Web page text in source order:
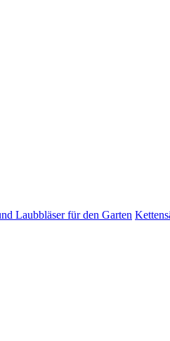
Laubbläser für den Garten